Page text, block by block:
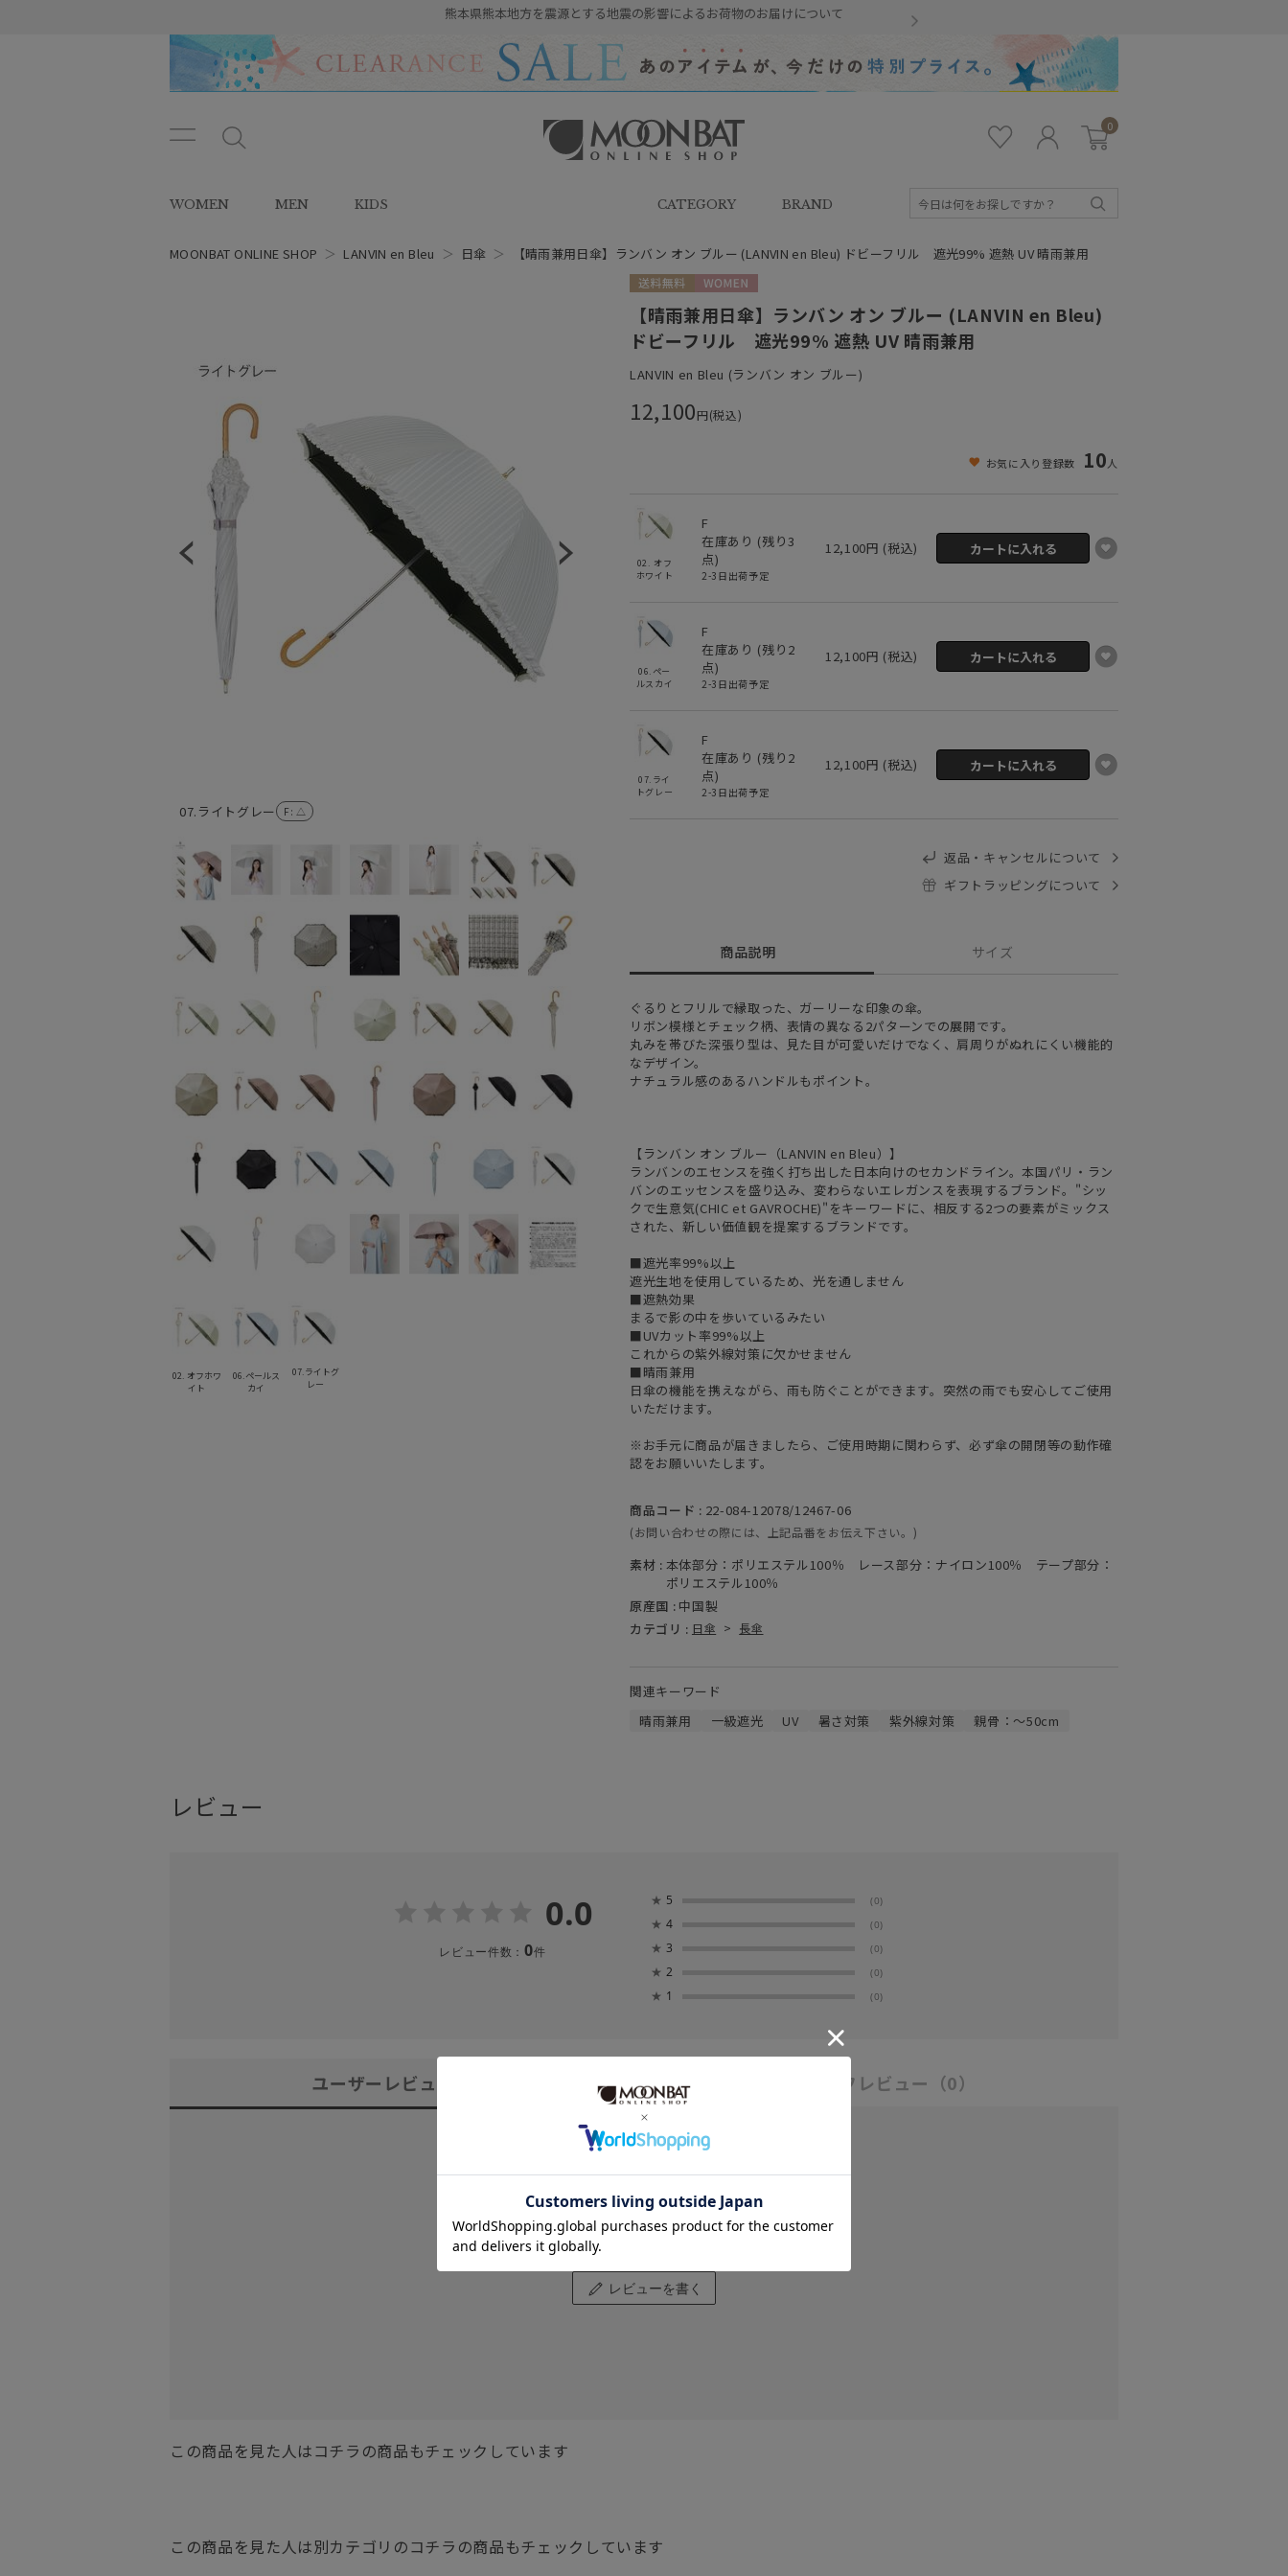
熊本県熊本地方を震源とする地震の影響によるお荷物のお届けについて
ン
ュ
ー
タ
SHOP（ムーンバットオンラインシ
イ
ン
0
WOMEN MEN KIDS CATEGORY BRAND
MOONBAT ONLINE SHOP ＞ LANVIN en Bleu ＞ 日傘 ＞ 【晴雨兼用日傘】ランバン オン ブルー (LANVIN en Bleu) ドビーフリル 遮光99% 遮熱 UV 晴雨兼用
07.ライトグレー F : △
02. オフホワ
イト
06.ペールス
カイ
07.ライトグ
レー
【晴雨兼用日傘】ランバン オン ブルー (LANVIN en Bleu)
ドビーフリル 遮光99% 遮熱 UV 晴雨兼用
LANVIN en Bleu (ランバン オン ブルー)
12,100円(税込)
お気に入り登録数 10人
02. オフ
ホワイト
F
在庫あり (残り3
点)
2-3日出荷予定
12,100円 (税込)
06.ペー
ルスカイ
F
在庫あり (残り 2
点)
2-3日出荷予定
12,100円 (税込)
07.ライ
トグレー
F
在庫あり (残り 2
点)
2-3日出荷予定
12,100円 (税込)
返品・キャンセルについて
ギフトラッピングについて
商品説明 サイズ
ぐるりとフリルで縁取った、ガーリーな印象の傘。
リボン模様とチェック柄、表情の異なる2パターンでの展開です。
丸みを帯びた深張り型は、見た目が可愛いだけでなく、肩周りがぬれにくい機能的
なデザイン。
ナチュラル感のあるハンドルもポイント。
【ランバン オン ブルー（LANVIN en Bleu）】
ランバンのエセンスを強く打ち出した日本向けのセカンドライン。本国パリ・ラン
バンのエッセンスを盛り込み、変わらないエレガンスを表現するブランド。"シッ
クで生意気(CHIC et GAVROCHE)"をキーワードに、相反する2つの要素がミックス
された、新しい価値観を提案するブランドです。
■遮光率99%以上
遮光生地を使用しているため、光を通しません
■遮熱効果
まるで影の中を歩いているみたい
■UVカット率99%以上
これからの紫外線対策に欠かせません
■晴雨兼用
日傘の機能を携えながら、雨も防ぐことができます。突然の雨でも安心してご使用
いただけます。
※お手元に商品が届きましたら、ご使用時期に関わらず、必ず傘の開閉等の動作確
認をお願いいたします。
商品コード : 22-084-12078/12467-06
(お問い合わせの際には、上記品番をお伝え下さい。)
素材 : 本体部分：ポリエステル100％ レース部分：ナイロン100％ テープ部分：
ポリエステル100％
原産国 : 中国製
カテゴリ : 日傘 > 長傘
関連キーワード
晴雨兼用
一級遮光 UV 暑さ対策 紫外線対策 親骨：～50cm
レビュー
0.0
レビュー件数： 0件
★ 5 (0)
★ 4 (0)
★ 3 (0)
★ 2 (0)
★ 1 (0)
ユーザーレビュー スタッフレビュー （0）
レビューを書く
この商品を見た人はコチラの商品もチェックしています
この商品を見た人は別カテゴリのコチラの商品もチェックしています